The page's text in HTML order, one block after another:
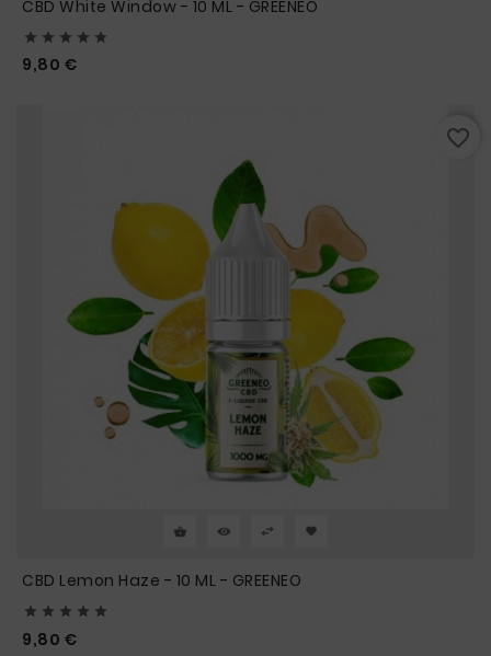
CBD White Window - 10 ML - GREENEO
    
9,80 €
CBD Lemon Haze - 10 ML - GREENEO
    
9,80 €
favorite_border